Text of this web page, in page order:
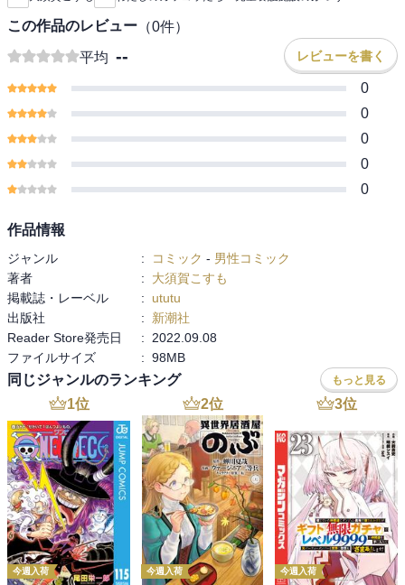
この作品のレビュー （0件）
平均 -- レビューを書く
0
0
0
0
0
作品情報
ジャンル : コミック - 男性コミック
著者
:
大須賀こすも
掲載誌・レーベル
:
ututu
出版社
:
新潮社
Reader Store発売日
:
2022.09.08
ファイルサイズ
: 98MB
同じジャンルのランキング もっと見る
1位
今週入荷
2位
今週入荷
3位
今週入荷